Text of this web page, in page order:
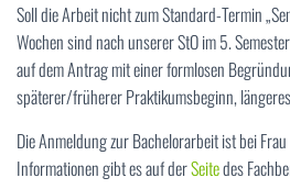
Soll die Arbeit nicht zum Standard-Termin
Wochen sind nach unserer StO im 5.
auf dem Antrag mit einer formlosen
späterer/früherer Praktikumsbeginn,
Die Anmeldung zur Bachelorarbeit ist bei
Informationen gibt es auf derSeitedes